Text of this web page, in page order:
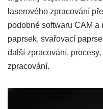
laserového zpracování
podobné softwaru CAM a
paprsek, svařovací
další zpracování.
zpracování.